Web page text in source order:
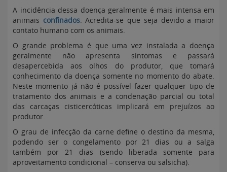
A incidência dessa doença geralmente é mais intensa em
animais confinados. Acredita-se que seja devido a maior
contato humano com os animais.
O grande problema é que uma vez instalada a doença
geralmente não apresenta sintomas e passará
desapercebida aos olhos do produtor, que tomará
conhecimento da doença somente no momento do abate.
Neste momento já não é possível fazer qualquer tipo de
tratamento dos animais e a condenação parcial ou total
das carcaças cisticercóticas implicará em prejuízos ao
produtor.
O grau de infecção da carne define o destino da mesma,
podendo ser o congelamento por 21 dias ou a salga
também por 21 dias (sendo liberada somente para
aproveitamento condicional – conserva ou salsicha).